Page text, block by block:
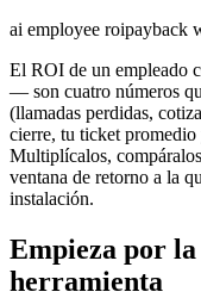
ai employee roipayback
El ROI de un empleado
— son cuatro números
(llamadas perdidas,
cierre, tu ticket promedio
Multiplícalos,
ventana de retorno a la
instalación.
Empieza por
herramienta